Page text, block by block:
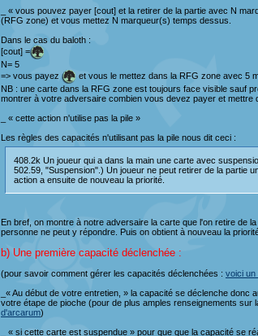
_ « vous pouvez payer [cout] et la retirer de la partie avec N
(RFG zone) et vous mettez N marqueur(s) temps dessus.
Dans le cas du baloth :
[cout] =
N= 5
=> vous payez
et vous le mettez dans la RFG zone avec 5
NB : une carte dans la RFG zone est toujours face visible sauf
montrer à votre adversaire combien vous devez payer et mettre
_ « cette action n'utilise pas la pile »
Les règles des capacités n'utilisant pas la pile nous dit ceci :
408.2k Un joueur qui a dans la main une carte avec
502.59, "Suspension".) Un joueur ne peut retirer de la partie
action a ensuite de nouveau la priorité.
En bref, on montre à notre adversaire la carte que l'on retire de
personne ne peut y répondre. Puis on obtient à nouveau la
b) Une première capacité déclenchée :
(pour savoir comment gérer les capacités déclenchées : voici un
_« Au début de votre entretien, » la capacité se déclenche
votre étape de pioche (pour de plus amples renseignements
d'arcarum)
_ « si cette carte est suspendue » pour que que la capacité se